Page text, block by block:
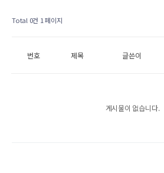
Total 0건 1 페이지
번호 제목 글쓴이
게시물이 없습니다.